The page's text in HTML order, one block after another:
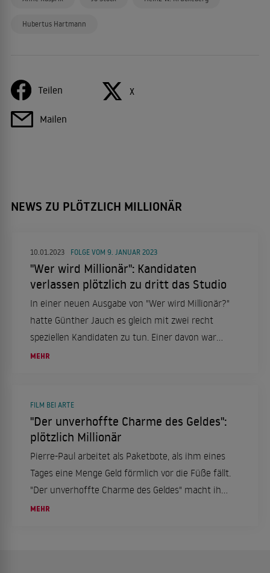
Hubertus Hartmann
Teilen X
Mailen
NEWS ZU PLÖTZLICH MILLIONÄR
10.01.2023 FOLGE VOM 9. JANUAR 2023
"Wer wird Millionär": Kandidaten
verlassen plötzlich zu dritt das Studio
In einer neuen Ausgabe von "Wer wird Millionär?"
hatte Günther Jauch es gleich mit zwei recht
speziellen Kandidaten zu tun. Einer davon war
der Schweizer Emanuel Sawalt, der interessante
MEHR
FILM BEI ARTE
"Der unverhoffte Charme des Geldes":
plötzlich Millionär
Pierre-Paul arbeitet als Paketbote, als ihm eines
Tages eine Menge Geld förmlich vor die Füße fällt.
"Der unverhoffte Charme des Geldes" macht ihm
in der charmanten Krimikomödie schwer zu
MEHR